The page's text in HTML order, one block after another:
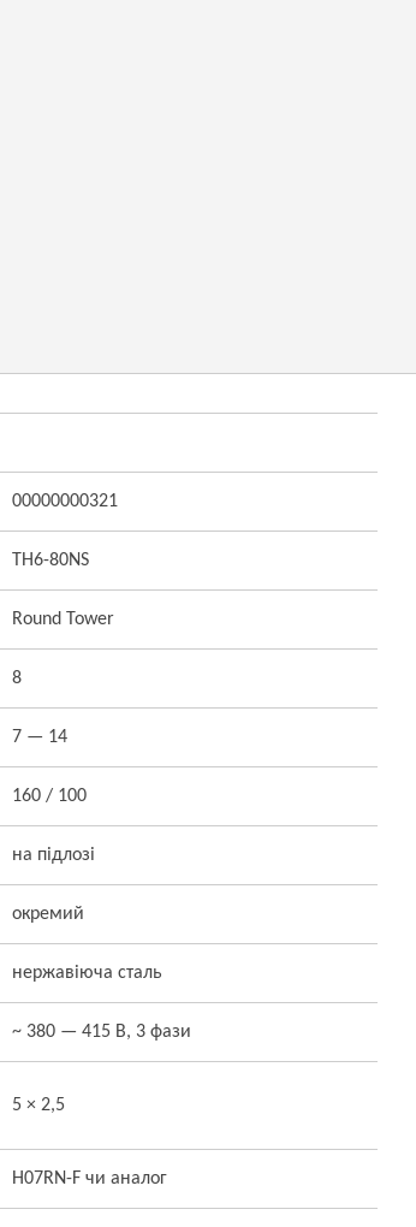
00000000321
TH6-80NS
Round Tower
8
7 — 14
160 / 100
на підлозі
окремий
нержавіюча сталь
~ 380 — 415 В, 3 фази
5 × 2,5
H07RN-F чи аналог